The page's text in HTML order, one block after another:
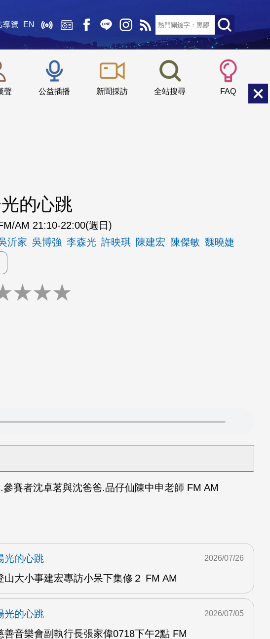
導覽 EN
聲 公益插播 新聞採訪 全站搜尋 FAQ
小 中
的心跳
AM 21:10-22:00(週日)
沂家 吳博強 李森光 許映琪 陳建宏 陳傑敏 魏曉婕
★★★
賽者沈卓茗與沈爸爸.品仔仙陳中申老師 FM AM
光的心跳
山大小事建宏專訪小呆下集修２ FM AM
2026/07/26
光的心跳
善音樂會副執行長張家偉0718下午2點 FM
2026/07/05